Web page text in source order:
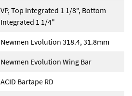
VP, Top Integrated 1 1/8", Bottom
Integrated 1 1/4"
Newmen Evolution 318.4, 31.8mm
Newmen Evolution Wing Bar
ACID Bartape RD